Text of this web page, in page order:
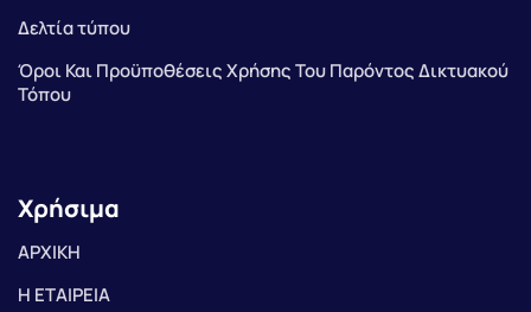
Δελτία τύπου
Όροι Και Προϋποθέσεις Χρήσης Του Παρόντος Δικτυακού
Τόπου
Χρήσιμα
ΑΡΧΙΚΗ
Η ΕΤΑΙΡΕΙΑ